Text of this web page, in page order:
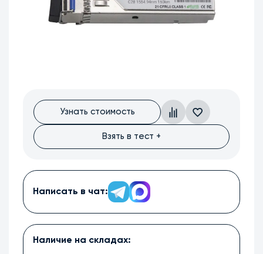
Узнать стоимость
Взять в тест +
Написать в чат:
Наличие на складах: